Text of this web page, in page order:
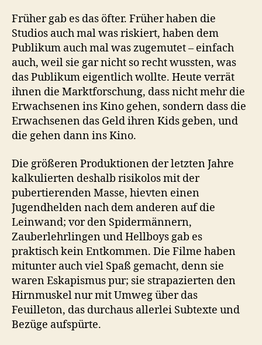
Früher gab es das öfter. Früher haben die
Studios auch mal was riskiert, haben dem
Publikum auch mal was zugemutet – einfach
auch, weil sie gar nicht so recht wussten, was
das Publikum eigentlich wollte. Heute verrät
ihnen die Marktforschung, dass nicht mehr die
Erwachsenen ins Kino gehen, sondern dass die
Erwachsenen das Geld ihren Kids geben, und
die gehen dann ins Kino.
Die größeren Produktionen der letzten Jahre
kalkulierten deshalb risikolos mit der
pubertierenden Masse, hievten einen
Jugendhelden nach dem anderen auf die
Leinwand; vor den Spidermännern,
Zauberlehrlingen und Hellboys gab es
praktisch kein Entkommen. Die Filme haben
mitunter auch viel Spaß gemacht, denn sie
waren Eskapismus pur; sie strapazierten den
Hirnmuskel nur mit Umweg über das
Feuilleton, das durchaus allerlei Subtexte und
Bezüge aufspürte.